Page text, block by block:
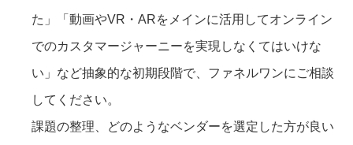
た」「動画やVR・ARをメインに活用してオンライン
でのカスタマージャーニーを実現しなくてはいけな
い」など抽象的な初期段階で、ファネルワンにご相談
してください。
課題の整理、どのようなベンダーを選定した方が良い